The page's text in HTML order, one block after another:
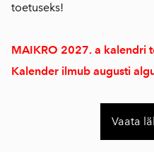
toetuseks!
MAIKRO 2027. a kalendri
Kalender ilmub augusti
Vaata